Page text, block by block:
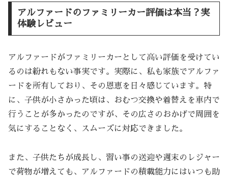
アルファードのファミリーカー評価は本当？実
体験レビュー
アルファードがファミリーカーとして高い評価を受けてい
るのは紛れもない事実です。実際に、私も家族でアルファ
ードを所有しており、その恩恵を日々感じています。特
に、子供が小さかった頃は、おむつ交換や着替えを車内で
行うことが多かったのですが、その広さのおかげで周囲を
気にすることなく、スムーズに対応できました。
また、子供たちが成長し、習い事の送迎や週末のレジャー
で荷物が増えても、アルファードの積載能力にはいつも助